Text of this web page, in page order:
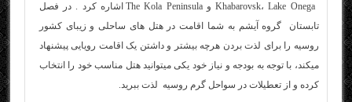
Khabarovsk، Lake Onega و The Kola Peninsula اشاره کرد . در فصل
تابستان گروه آیشم به شما اقامت در هتل های ساحلی و زیبای کشور
روسیه را برای لذت بردن هرچه بیشتر و داشتن یک اقامت رویایی پیشنهاد
میکند، با توجه به بودجه و نیاز خود یکی میتوانید هتل مناسب خود را انتخاب
کرده و از تعطیلات در سواحل گرم روسیه لذت ببرید.